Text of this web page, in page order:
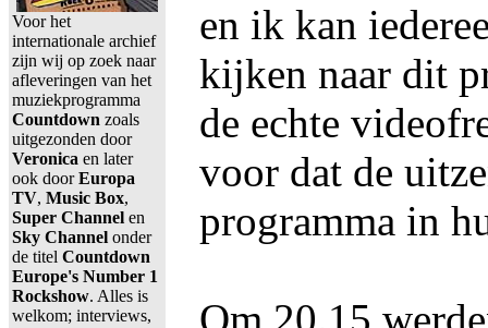
Voor het
internationale archief
zijn wij op zoek naar
afleveringen van het
muziekprogramma
Countdown zoals
uitgezonden door
Veronica en later
ook doorEuropa
TV, Music Box,
Super Channel en
Sky Channel onder
de titel Countdown
Europe's Number 1
Rockshow. Alles is
welkom; interviews,
en ik kan
kijken naar dit
de echte
voor dat de
programma in